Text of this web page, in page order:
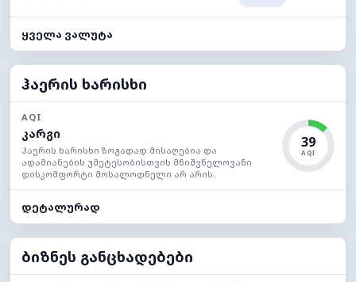
ყველა ვალუტა
ჰაერის ხარისხი
AQI
კარგი
ჰაერის ხარისხი ზოგადად მისაღებია და
ადამიანების უმეტესობისთვის მნიშვნელოვანი
დისკომფორტი მოსალოდნელი არ არის.
39
AQI
დეტალურად
ბიზნეს განცხადებები